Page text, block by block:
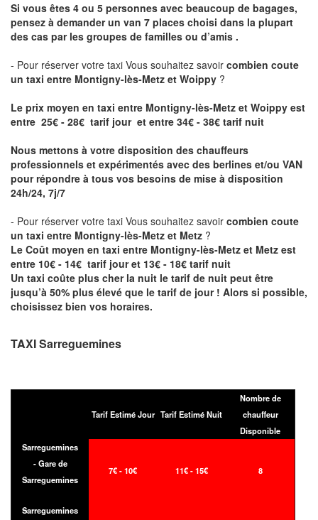
Si vous êtes 4 ou 5 personnes avec beaucoup de bagages,
pensez à demander un van 7 places choisi dans la plupart
des cas par les groupes de familles ou d’amis .
- Pour réserver votre taxi Vous souhaitez savoir combien coute
un taxi entre Montigny-lès-Metz et Woippy ?
Le prix moyen en taxi entre Montigny-lès-Metz et Woippy est
entre 25€ - 28€ tarif jour et entre 34€ - 38€ tarif nuit
Nous mettons à votre disposition des chauffeurs
professionnels et expérimentés avec des berlines et/ou VAN
pour répondre à tous vos besoins de mise à disposition
24h/24, 7j/7
- Pour réserver votre taxi Vous souhaitez savoir combien coute
un taxi entre Montigny-lès-Metz et Metz ?
Le Coût moyen en taxi entre Montigny-lès-Metz et Metz est
entre 10€ - 14€ tarif jour et 13€ - 18€ tarif nuit
Un taxi coûte plus cher la nuit le tarif de nuit peut être
jusqu’à 50% plus élevé que le tarif de jour ! Alors si possible,
choisissez bien vos horaires.
TAXI Sarreguemines
Tarif Estimé Jour Tarif Estimé Nuit
Nombre de
chauffeur
Disponible
Sarreguemines
- Gare de
Sarreguemines
7€ - 10€ 11€ - 15€ 8
Sarreguemines